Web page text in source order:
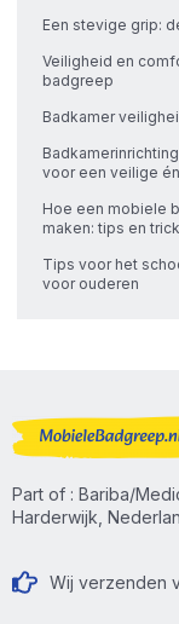
Een stevige grip:
Veiligheid en
badgreep
Badkamer
voor een veilige
Hoe een mobiele
maken: tips en
Tips voor het
voor ouderen
Part of : Bariba/
Harderwijk,
Wij verzenden